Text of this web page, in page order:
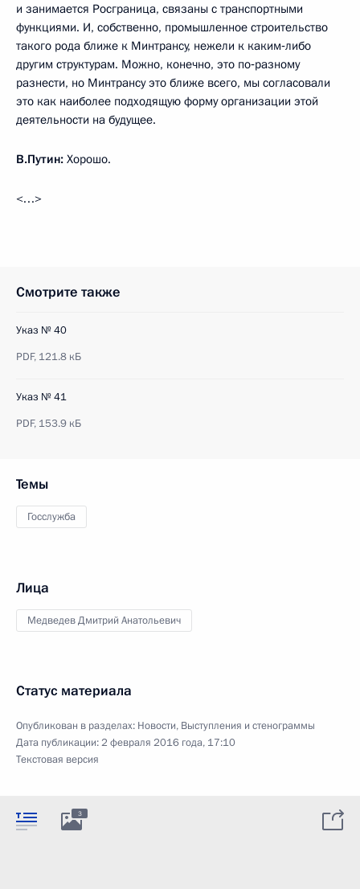
и занимается Росграница, связаны с транспортными
функциями. И, собственно, промышленное строительство
такого рода ближе к Минтрансу, нежели к каким‑либо
другим структурам. Можно, конечно, это по‑разному
разнести, но Минтрансу это ближе всего, мы согласовали
это как наиболее подходящую форму организации этой
деятельности на будущее.
В.Путин: Хорошо.
<…>
Смотрите также
Указ № 40
PDF, 121.8 кБ
Указ № 41
PDF, 153.9 кБ
Темы
Госслужба
Лица
Медведев Дмитрий Анатольевич
Статус материала
Опубликован в разделах: Новости, Выступления и стенограммы
Дата публикации:2 февраля 2016 года, 17:10
Текстовая версия
3